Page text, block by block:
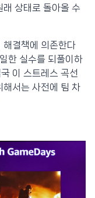
래 상태로 돌아올 수
해결책에 의존한다
한 실수를 되풀이하
이 스트레스 곡선
해서는 사전에 팀 차